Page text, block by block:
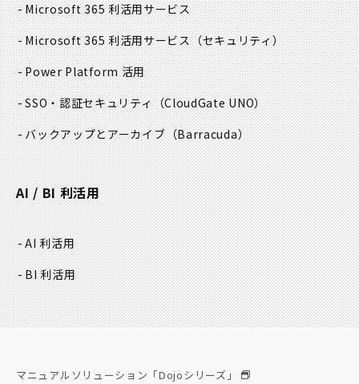
Microsoft 365 利活用サービス
Microsoft 365 利活用サービス（セキュリティ）
Power Platform 活用
SSO・認証セキュリティ（CloudGate UNO）
バックアップとアーカイブ（Barracuda）
AI / BI 利活用
AI 利活用
BI 利活用
マニュアルソリューション「Dojoシリーズ」